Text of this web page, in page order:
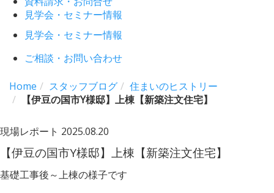
見学会・セミナー情報
見学会・セミナー情報
ご相談・お問い合わせ
Home スタッフブログ
住まいのヒストリー
【伊豆の国市Y様邸】上棟【新築注文住宅】
現場レポート 2025.08.20
【伊豆の国市Y様邸】上棟【新築注文住宅】
基礎工事後～上棟の様子です